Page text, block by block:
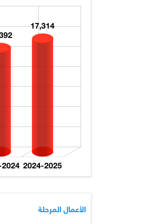
17,314
2024-2025
الأعمال المرحلة